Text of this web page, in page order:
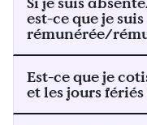
est-ce que je suis
rémunérée/
Est-ce que je
et les jours fériés